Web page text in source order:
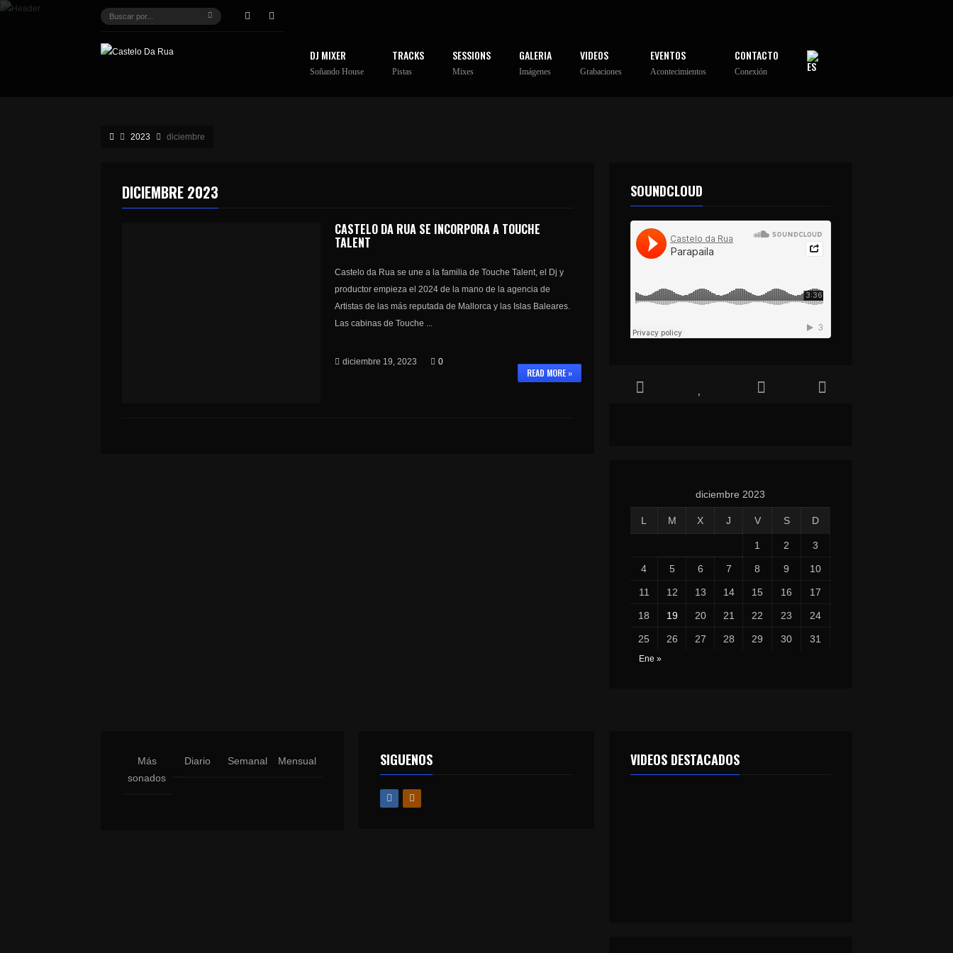
DJ MIXER
Soñando House
TRACKS
Pistas
SESSIONS
Mixes
GALERIA
Imágenes
VIDEOS
Grabaciones
EVENTOS
Acontecimientos
CONTACTO
Conexión
2023 diciembre
DICIEMBRE 2023
CASTELO DA RUA SE INCORPORA A TOUCHE
TALENT
Castelo da Rua se une a la familia de Touche Talent, el Dj y
productor empieza el 2024 de la mano de la agencia de
Artistas de las más reputada de Mallorca y las Islas Baleares.
Las cabinas de Touche ...
READ MORE »
diciembre 19, 2023 0
SOUNDCLOUD
diciembre 2023
L M X J V S D
1 2 3
4 5 6 7 8 9 10
11 12 13 14 15 16 17
18 19 20 21 22 23 24
25 26 27 28 29 30 31
Ene »
Más
sonados
Diario Semanal Mensual SIGUENOS VIDEOS DESTACADOS